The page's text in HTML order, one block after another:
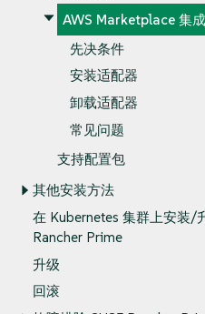
AWS Marketplace 集成
先决条件
安装适配器
卸载适配器
常见问题
支持配置包
其他安装方法
在 Kubernetes 集群上安装/
Rancher Prime
升级
回滚